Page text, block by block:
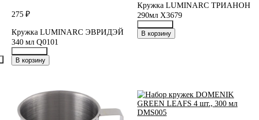
275 ₽
Кружка LUMINARC ЭВРИДЭЙ
340 мл Q0101
38055108
В корзину
Кружка LUMINARC ТРИАНОН
290мл X3679
35393497
В корзину